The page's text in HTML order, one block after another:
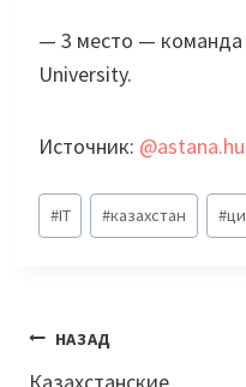
— 3 место — команда
University.
Источник:
Метки
записи:
#IT #казахстан #
Навигация
НАЗАД
Казахстанские